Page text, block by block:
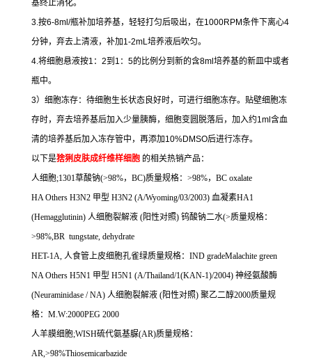
基终止消化。
3. 按6-8ml/瓶补加培养基，轻轻打匀后吸出，在1000RPM条件下离心4
分钟，弃去上清液，补加1-2mL 培养液后吹匀。
4. 将细胞悬液按1 ： 2到 1 ： 5的比例分到新的含8ml培养基的新皿中或者
瓶中。
3）细胞冻存：待细胞生长状态良好时，可进行细胞冻存。贴壁细胞冻
存时，弃去培养基后加入少量胰酶，细胞变圆脱落后，加入约1ml含血
清的培养基后加入冻存管中，再添加10%DMSO后进行冻存。
以下是猞猁皮肤成纤维样细胞 的相关热销产品：
人细胞;1301草酸钠(>98%， BC)质量规格： >98%， BC oxalate
HA Others H3N2 甲型 H3N2 (A/Wyoming/03/2003) 血凝素HA1
(Hemagglutinin) 人细胞裂解液 (阳性对照) 钨酸钠二水(>质量规格：
>98%,BR tungstate, dehydrate
HET-1A, 人食管上皮细胞孔雀绿质量规格： IND gradeMalachite green
NA Others H5N1 甲型 H5N1 (A/Thailand/1(KAN-1)/2004) 神经氨酸酶
(Neuraminidase / NA) 人细胞裂解液 (阳性对照) 聚乙二醇2000质量规
格： M.W:2000PEG 2000
人羊膜细胞;WISH硫代氨基脲(AR)质量规格：
AR,>98%Thiosemicarbazide